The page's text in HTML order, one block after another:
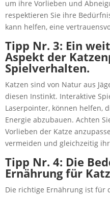
um ihre Vorlieben und
respektieren Sie ihre
kann helfen, eine
Tipp Nr. 3: Ein
Aspekt der
Spielverhalten.
Katzen sind von Natur aus
diesen Instinkt. Interaktive
Laserpointer, können helfen,
Energie abzubauen. Achten
Vorlieben der Katze
vermeiden und gleichzeitig
Tipp Nr. 4: Die
Ernährung für
Die richtige Ernährung ist für